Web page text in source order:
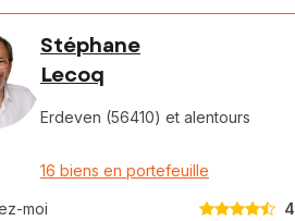
Stéphane
Lecoq
Erdeven (56410) et alentours
16 biens en portefeuille
moi